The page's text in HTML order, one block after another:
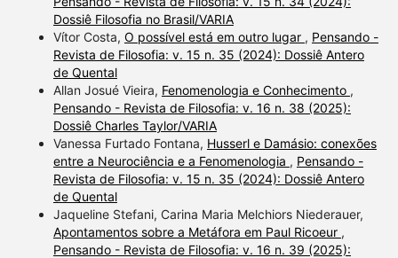
Dossiê Filosofia no Brasil/VARIA
Vítor Costa, O possível está em outro lugar , Pensando -
Revista de Filosofia: v. 15 n. 35 (2024): Dossiê Antero
de Quental
Allan Josué Vieira, Fenomenologia e Conhecimento ,
Pensando - Revista de Filosofia: v. 16 n. 38 (2025):
Dossiê Charles Taylor/VARIA
Vanessa Furtado Fontana, Husserl e Damásio: conexões
entre a Neurociência e a Fenomenologia , Pensando -
Revista de Filosofia: v. 15 n. 35 (2024): Dossiê Antero
de Quental
Jaqueline Stefani, Carina Maria Melchiors Niederauer,
Apontamentos sobre a Metáfora em Paul Ricoeur ,
Pensando - Revista de Filosofia: v. 16 n. 39 (2025):